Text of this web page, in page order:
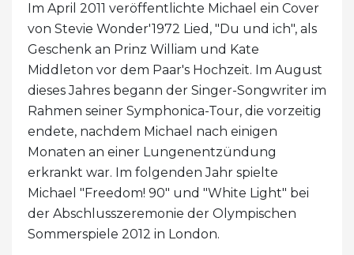
Im April 2011 veröffentlichte Michael ein Cover
von Stevie Wonder'1972 Lied, "Du und ich", als
Geschenk an Prinz William und Kate
Middleton vor dem Paar's Hochzeit. Im August
dieses Jahres begann der Singer-Songwriter im
Rahmen seiner Symphonica-Tour, die vorzeitig
endete, nachdem Michael nach einigen
Monaten an einer Lungenentzündung
erkrankt war. Im folgenden Jahr spielte
Michael "Freedom! 90" und "White Light" bei
der Abschlusszeremonie der Olympischen
Sommerspiele 2012 in London.